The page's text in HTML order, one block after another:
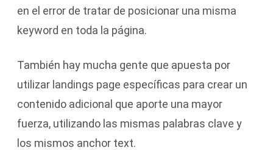
en el error de tratar de posicionar una misma
keyword en toda la página.
También hay mucha gente que apuesta por
utilizar landings page específicas para crear un
contenido adicional que aporte una mayor
fuerza, utilizando las mismas palabras clave y
los mismos anchor text.